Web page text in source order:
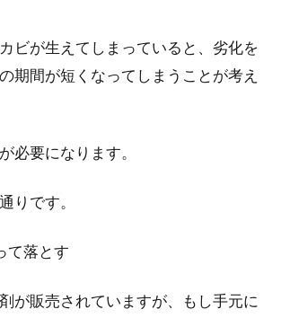
ビが生えてしまっていると、劣化を
期間が短くなってしまうことが考え
必要になります。
りです。
て落とす
が販売されていますが、もし手元に